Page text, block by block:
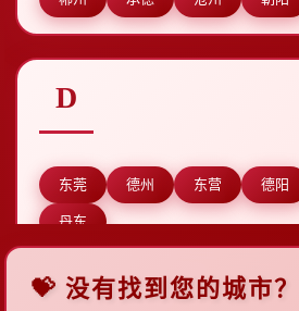
D
东莞 德州 东营 德阳
丹东
💝 没有找到您的城市？